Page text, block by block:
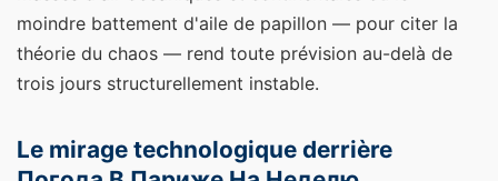
moindre battement d'aile de papillon — pour citer la
théorie du chaos — rend toute prévision au-delà de
trois jours structurellement instable.
Le mirage technologique derrière